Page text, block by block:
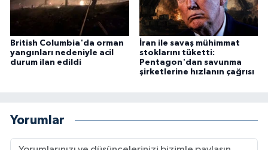
British Columbia'da orman
yangınları nedeniyle acil
durum ilan edildi
İran ile savaş mühimmat
stoklarını tüketti:
Pentagon'dan savunma
şirketlerine hızlanın çağrısı
Yorumlar